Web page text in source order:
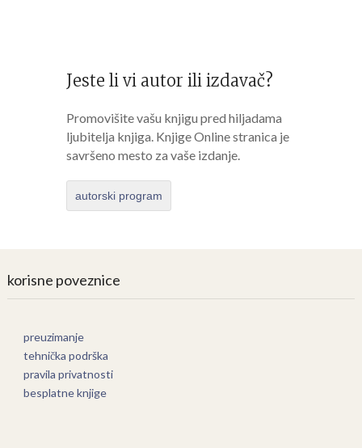
Jeste li vi autor ili izdavač?
Promovišite vašu knjigu pred hiljadama
ljubitelja knjiga. Knjige Online stranica je
savršeno mesto za vaše izdanje.
autorski program
korisne poveznice
preuzimanje
tehnička podrška
pravila privatnosti
besplatne knjige